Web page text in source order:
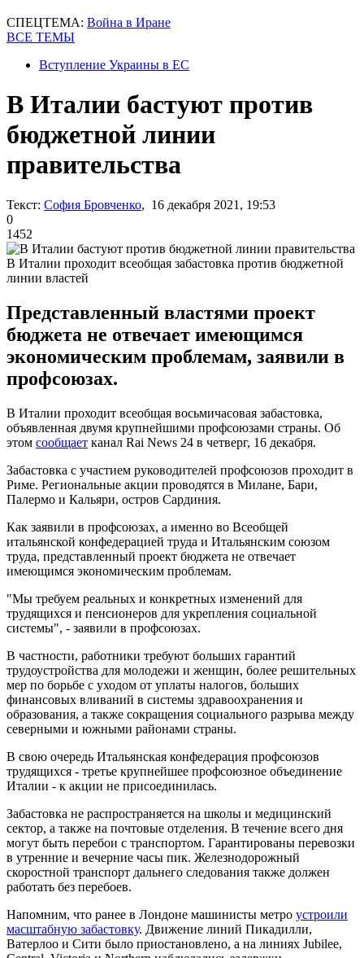
СПЕЦТЕМА: Война в Иране
ВСЕ ТЕМЫ
Вступление Украины в ЕС
В Италии бастуют против
бюджетной линии
правительства
Текст: София Бровченко, 16 декабря 2021, 19:53
0
1452
В Италии проходит всеобщая забастовка против бюджетной
линии властей
Представленный властями проект
бюджета не отвечает имеющимся
экономическим проблемам, заявили в
профсоюзах.
В Италии проходит всеобщая восьмичасовая забастовка,
объявленная двумя крупнейшими профсоюзами страны. Об
этом сообщает канал Rai News 24 в четверг, 16 декабря.
Забастовка с участием руководителей профсоюзов проходит в
Риме. Региональные акции проводятся в Милане, Бари,
Палермо и Кальяри, остров Сардиния.
Как заявили в профсоюзах, а именно во Всеобщей
итальянской конфедерацией труда и Итальянским союзом
труда, представленный проект бюджета не отвечает
имеющимся экономическим проблемам.
"Мы требуем реальных и конкретных изменений для
трудящихся и пенсионеров для укрепления социальной
системы", - заявили в профсоюзах.
В частности, работники требуют больших гарантий
трудоустройства для молодежи и женщин, более решительных
мер по борьбе с уходом от уплаты налогов, больших
финансовых вливаний в системы здравоохранения и
образования, а также сокращения социального разрыва между
северными и южными районами страны.
В свою очередь Итальянская конфедерация профсоюзов
трудящихся - третье крупнейшее профсоюзное объединение
Италии - к акции не присоединилась.
Забастовка не распространяется на школы и медицинский
сектор, а также на почтовые отделения. В течение всего дня
могут быть перебои с транспортом. Гарантированы перевозки
в утренние и вечерние часы пик. Железнодорожный
скоростной транспорт дальнего следования также должен
работать без перебоев.
Напомним, что ранее в Лондоне машинисты метро устроили
масштабную забастовку. Движение линий Пикадилли,
Ватерлоо и Сити было приостановлено, а на линиях Jubilee,